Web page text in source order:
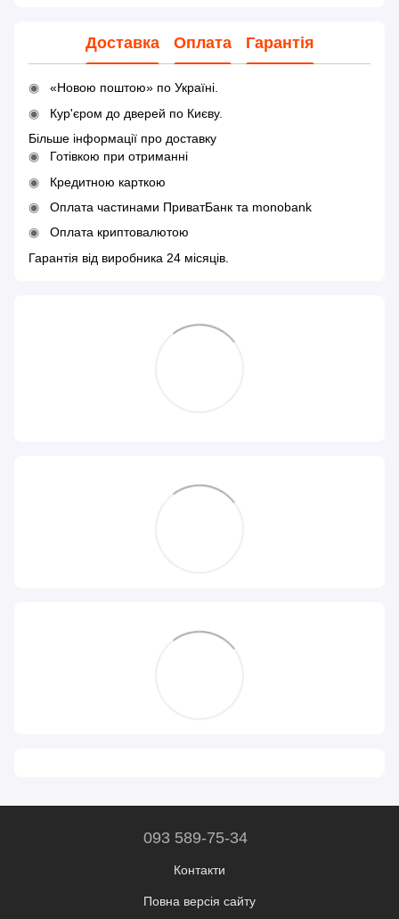
Доставка Оплата Гарантія
«Новою поштою» по Україні.
Кур'єром до дверей по Києву.
Більше інформації про доставку
Готівкою при отриманні
Кредитною карткою
Оплата частинами ПриватБанк та monobank
Оплата криптовалютою
Гарантія від виробника 24 місяців.
093 589-75-34
Контакти
Повна версія сайту